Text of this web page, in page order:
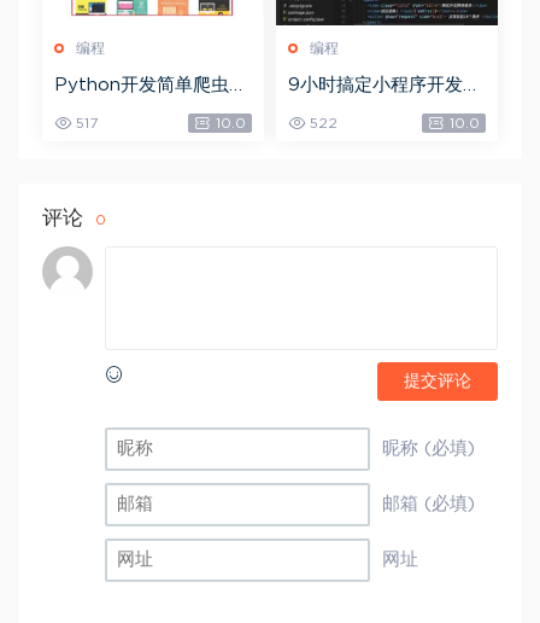
编程
Python开发简单爬虫，
517 10.0
编程
9小时搞定小程序开发，
522 10.0
评论 0
提交评论
昵称 (必填)
邮箱 (必填)
网址